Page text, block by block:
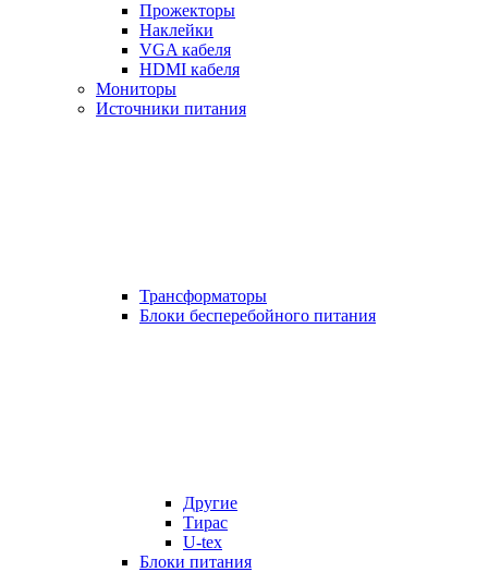
Прожекторы
Наклейки
VGA кабеля
HDMI кабеля
Мониторы
Источники питания
Трансформаторы
Блоки бесперебойного питания
Другие
Тирас
U-tex
Блоки питания